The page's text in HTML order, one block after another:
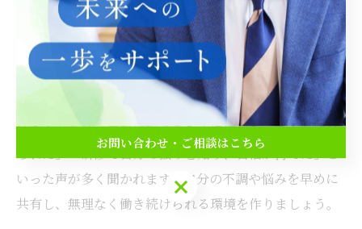
ストレスチェック制度などを導入している企業では、従
業員が安心して働き続けられる工夫がされています。
こうした制度を利用する際は、遠慮せず担当者や相談窓
口に問い合わせることが大切です。実際にサポートを受
けた人からは「気軽に相談できる環境があったから続け
られた」「研修で自分の強みを知り、自信が持てた」と
いった声が多く聞かれます。自分の不調や悩みを早めに
共有し、無理なく働き続けられる環境を作りましょう。
お問い合わせ・ご相談はこちら
お問い合わせ・ご相談はこちら